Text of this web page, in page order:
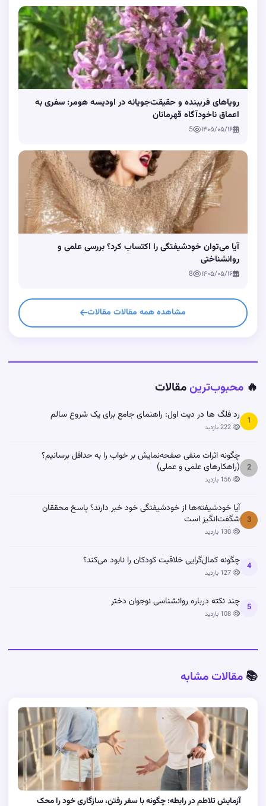
رویاهای فریبنده و حقیقت‌جویانه در اودیسه هومر: سفری به
اعماق ناخودآگاه قهرمانان
۱۴۰۵/۰۵/۱۶ 5
آیا می‌توان خودشیفتگی را اکتساب کرد؟ بررسی علمی و
روانشناختی
۱۴۰۵/۰۵/۱۶ 8
مشاهده همه مقالات مقالات
🔥 محبوب‌ترینمقالات
1 رد فلگ ها در دیت اول: راهنمای جامع برای یک شروع سالم
2
چگونه اثرات منفی صفحه‌نمایش بر خواب را به حداقل برسانیم؟
(راهکارهای علمی و عملی)
3
آیا خودشیفته‌ها از خودشیفتگی خود خبر دارند؟ پاسخ محققان
شگفت‌انگیز است
4 چگونه کمال‌گرایی خلاقیت کودکان را نابود می‌کند؟
5 چند نکته درباره روانشناسی نوجوان دختر
📚 مقالات مشابه
آزمایش تلاطم در رابطه: چگونه با سفر رفتن، سازگاری خود را محک